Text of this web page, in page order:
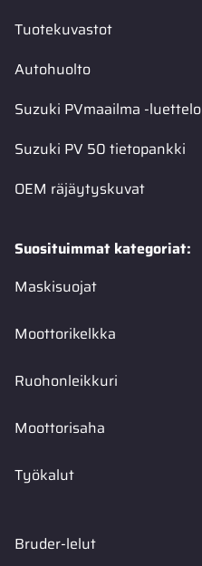
Tuotekuvastot
Autohuolto
Suzuki PVmaailma -luettelo
Suzuki PV 50 tietopankki
OEM räjäytyskuvat
Suosituimmat kategoriat:
Maskisuojat
Moottorikelkka
Ruohonleikkuri
Moottorisaha
Työkalut
Bruder-lelut